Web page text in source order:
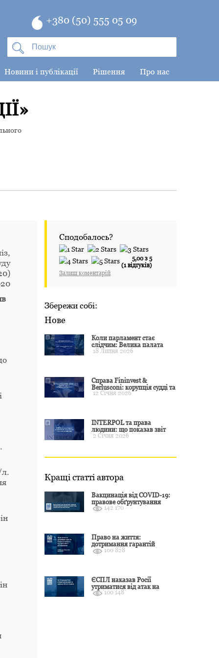
+380 (50) 555 05 09
Новини і публікації Рішення Про нас
л.
Сподобалось?
5,00 з 5
(1 відгуків)
Залиш коментарій
Збережи собі:
Нове
Коли парламент стає
слідчим: Велика палата
ЄСПЛ окреслила межі
18 Липня 2026
Справа Fininvest &
Berlusconi: корупція судді та
презумпція невинуватості
12 Січня 2026
INTERPOL та права
людини: що показав звіт
CCF за 2024 рік і чого чекати
2 Січня 2026
Кращі статті автора
Вакцинація від COVID-19:
правове обґрунтування
відмови і захист від
142 170
Право на життя:
дотримання гарантій
Конвенції залежить від
100 828
ЄСПЛ наказав Росії
утриматися від атак на
цивільні об’єкти України
100 148